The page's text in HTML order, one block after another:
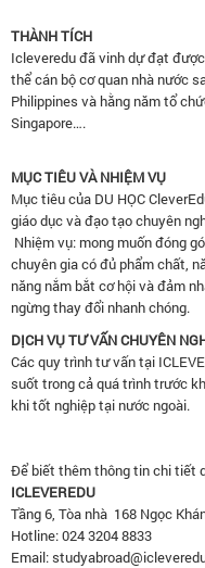
THÀNH TÍCH
Icleveredu đã vinh dự đạt
thể cán bộ cơ quan nhà nước
Philippines và hằng năm tổ
Singapore….
MỤC TIÊU VÀ NHIỆM VỤ
Mục tiêu của DU HỌC
giáo dục và đạo tạo chuyên
Nhiệm vụ: mong muốn đóng
chuyên gia có đủ phẩm chất,
năng nắm bắt cơ hội và đảm
ngừng thay đổi nhanh chóng.
DỊCH VỤ TƯ VẤN CHUYÊN
Các quy trình tư vấn tại
suốt trong cả quá trình trước
khi tốt nghiệp tại nước ngoài.
Để biết thêm thông tin chi tiết
ICLEVEREDU
Tầng 6, Tòa nhà 168 Ngọc
Hotline: 024 3204 8833
Email: